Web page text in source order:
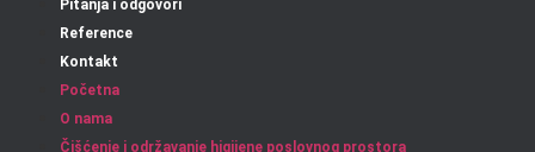
Pitanja i odgovori
Reference
Kontakt
Početna
O nama
Čišćenje i održavanje higijene poslovnog prostora